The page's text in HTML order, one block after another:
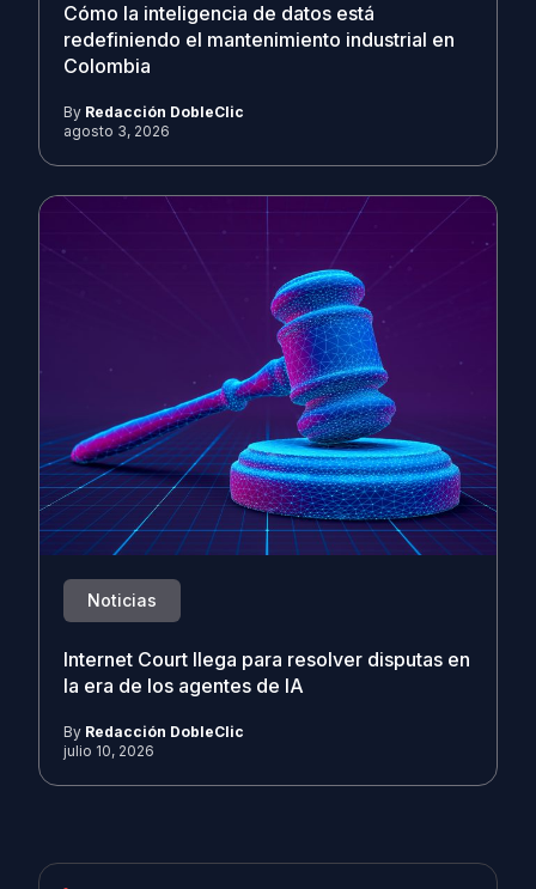
Cómo la inteligencia de datos está
redefiniendo el mantenimiento industrial en
Colombia
By Redacción DobleClic
agosto 3, 2026
Noticias
Internet Court llega para resolver disputas en
la era de los agentes de IA
By Redacción DobleClic
julio 10, 2026